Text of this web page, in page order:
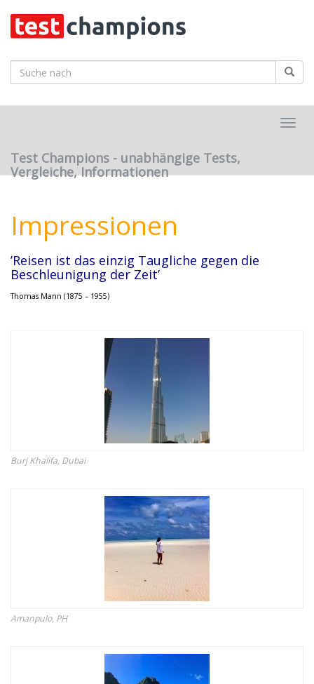
main
Test Champions - unabhängige Tests,
Vergleiche, Informationen
Impressionen
’Reisen ist das einzig Taugliche gegen die
Beschleunigung der Zeit’
Thomas Mann (1875 – 1955)
Burj Khalifa, Dubai
Amanpulo, PH